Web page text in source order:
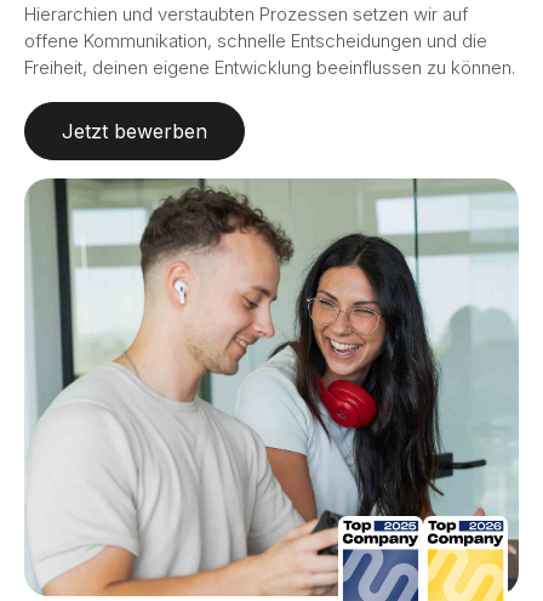
Hierarchien und verstaubten Prozessen setzen wir auf
offene Kommunikation, schnelle Entscheidungen und die
Freiheit, deinen eigene Entwicklung beeinflussen zu können.
Jetzt bewerben